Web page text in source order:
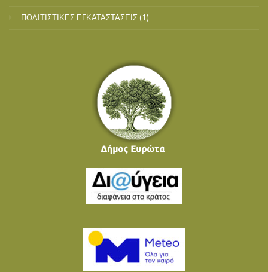
ΠΟΛΙΤΙΣΤΙΚΕΣ ΕΓΚΑΤΑΣΤΑΣΕΙΣ (1)